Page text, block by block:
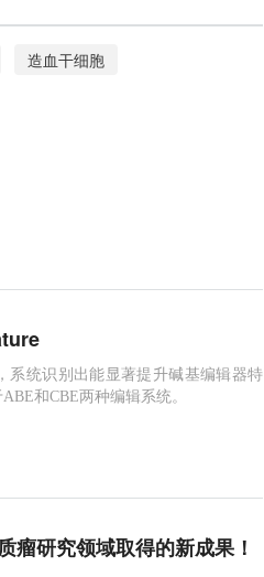
造血干细胞
系统识别出能显著提升碱基编辑器特
和CBE两种编辑系统。
瘤研究领域取得的新成果！